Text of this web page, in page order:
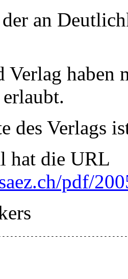
an
Verlag haben
des Verlags
hat die URL
pdf/